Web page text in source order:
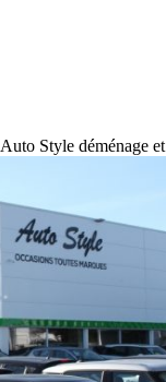
Auto Style déménage